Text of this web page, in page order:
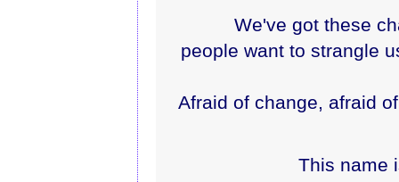
We've got these
people want to strangle
Afraid of change, afraid
This name